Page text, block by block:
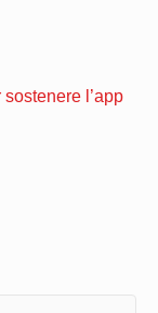
l’app